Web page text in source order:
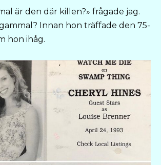
är den där killen?» frågade jag.
Innan hon träffade den 75-
hon ihåg.